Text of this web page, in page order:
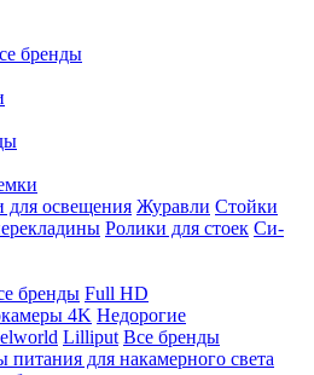
бренды
для освещения Журавли Стойки
Ролики для стоек Си-
бренды Full HD
4K Недорогие
Lilliput Все бренды
питания для накамерного света